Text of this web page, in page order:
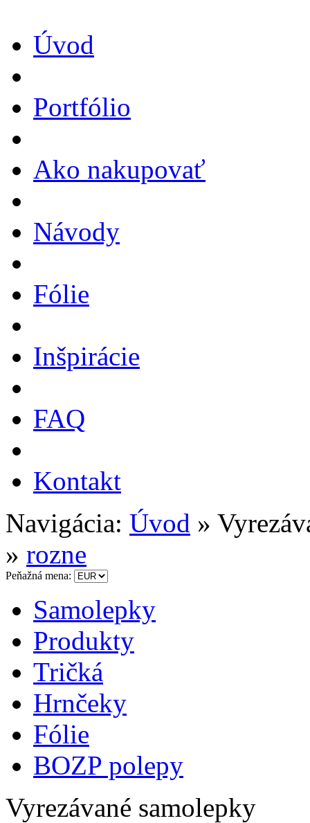
Úvod
Portfólio
Ako nakupovať
Návody
Fólie
Inšpirácie
FAQ
Kontakt
Navigácia: Úvod »
» rozne
Peňažná mena:
Samolepky
Produkty
Tričká
Hrnčeky
Fólie
BOZP polepy
Vyrezávané samolepky